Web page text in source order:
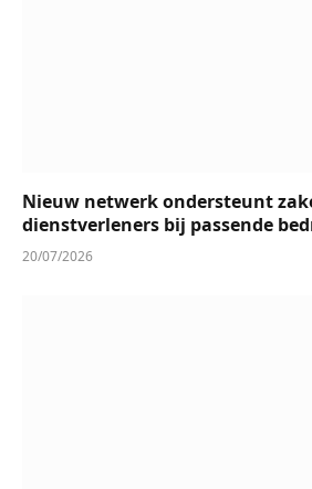
Nieuw netwerk ondersteunt
dienstverleners bij passende
20/07/2026